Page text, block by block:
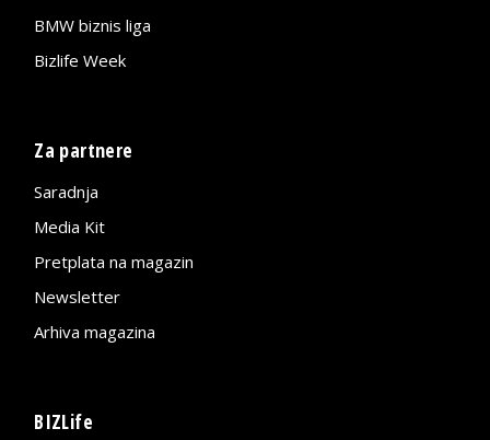
BMW biznis liga
Bizlife Week
Za partnere
Saradnja
Media Kit
Pretplata na magazin
Newsletter
Arhiva magazina
BIZLife